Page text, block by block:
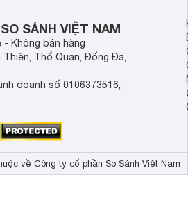
SÁNH VIỆT NAM
- Không bán hàng
Thổ Quan, Đống Đa,
doanh số 0106373516,
về Công ty cổ phần So Sánh Việt Nam